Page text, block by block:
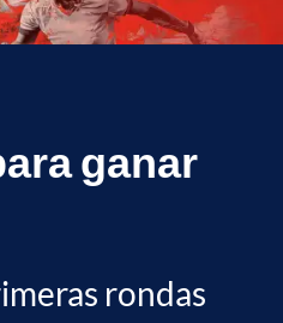
ganar
rondas